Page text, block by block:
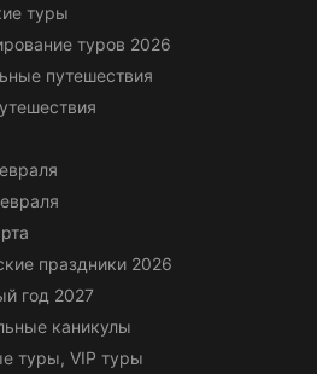
туры
туров 2026
путешествия
праздники 2026
год 2027
каникулы
туры, VIP туры